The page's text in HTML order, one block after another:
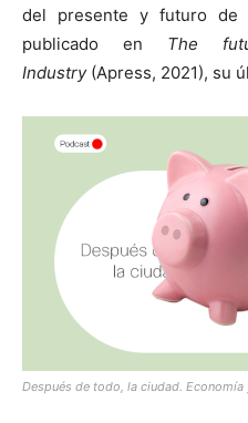
del presente y futuro de
publicado en The
Industry(Apress, 2021), su
Después de todo, la ciudad. Economía